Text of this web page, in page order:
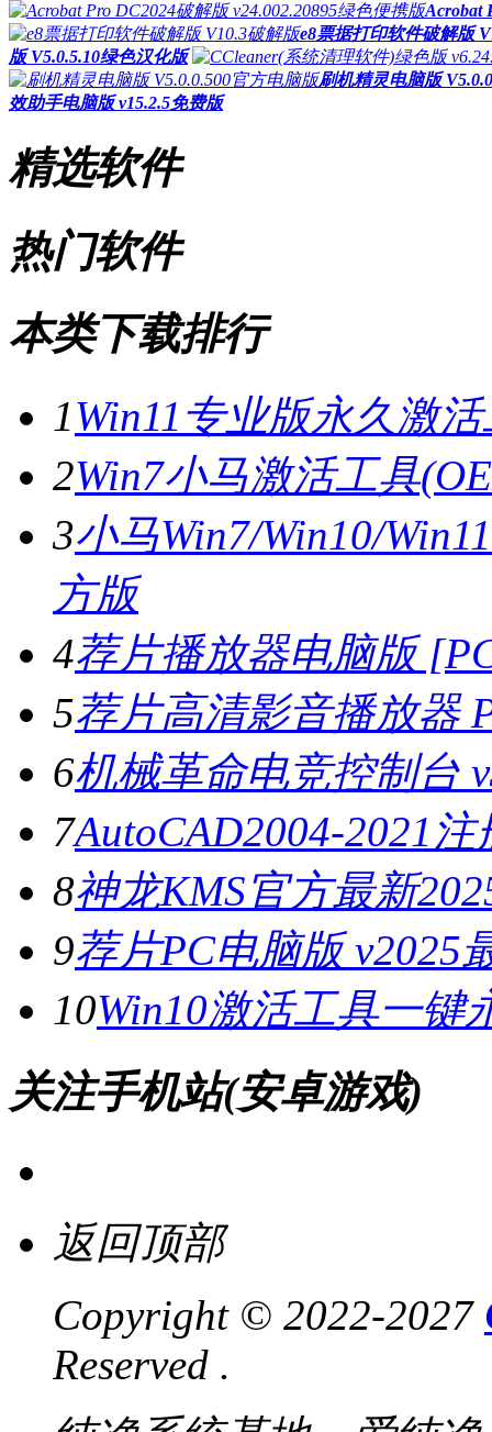
Acrobat
e8票据打印软件破解版
版 V5.0.5.10绿色汉化版
刷机精灵电脑版
效助手电脑版 v15.2.5免费版
精选软件
热门软件
本类下载排行
1Win11专业版永久激
2Win7小马激活工具
3小马Win7/Win10/
方版
4荐片播放器电脑版
5荐片高清影音播放器
6机械革命电竞控制台
7AutoCAD2004-2021
8神龙KMS官方最新
9荐片PC电脑版 v2025
10Win10激活工具一键
关注手机站(安卓游戏)
返回顶部
Copyright © 2022-2027
Reserved .